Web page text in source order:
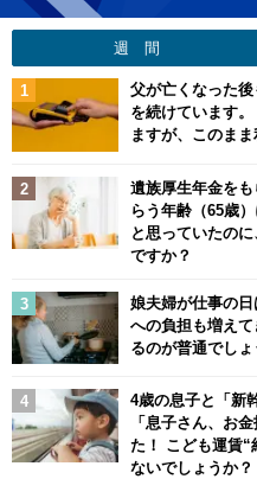
週 間
父が亡くなった
を続けています
ますが、このま
遺族厚生年金を
らう年齢（65歳
と思っていたの
ですか？
娘夫婦が仕事の
への負担も増え
るのが普通でしょ
4歳の息子と「新
「息子さん、お
た！ こども運賃“
ないでしょうか